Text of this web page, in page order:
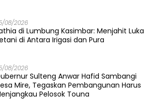
08/2026
di Lumbung Kasimbar: Menjahit Luka
di Antara Irigasi dan Pura
08/2026
Sulteng Anwar Hafid Sambangi
Mire, Tegaskan Pembangunan Harus
Pelosok Touna